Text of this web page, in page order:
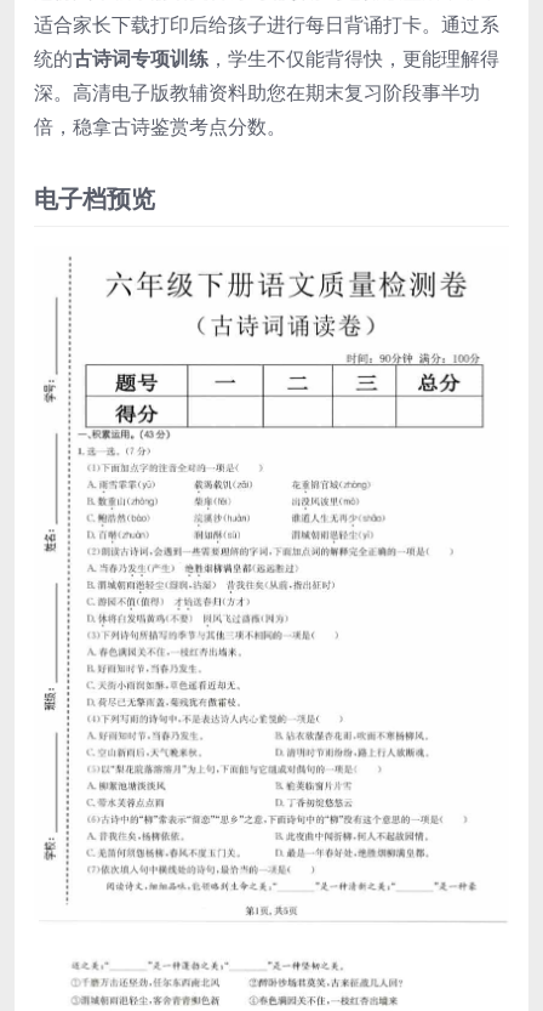
适合家长下载打印后给孩子进行每日背诵打卡。通过系
统的古诗词专项训练 ，学生不仅能背得快，更能理解得
深。高清电子版教辅资料助您在期末复习阶段事半功
倍，稳拿古诗鉴赏考点分数。
电子档预览